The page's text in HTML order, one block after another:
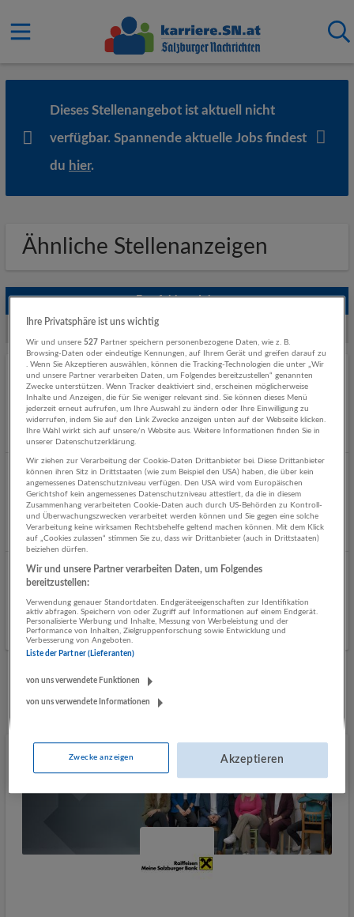
Dieses Stellenangebot ist aktuell nicht
verfügbar. Spannende aktuelle Jobs findest
du hier.
Ähnliche Stellenanzeigen
Empfohlene Jobs
Weitere Jobs von Raiffeisenverband Salzburg
Student:in im Eventmanagement
07.08.2026,Raiffeisenlandesbank Oberösterreich AG
Salzburg
Experte:in im Bereich Marktfolge Bankservice
06.08.2026,Raiffeisenverband Salzburg
Kaprun
Vor 2 Tagen veröffentlicht
Serviceberater:in
Raiffeisenverband Salzburg
Hof bei Salzburg
Ihre Privatsphäre ist uns wichtig
Wir und unsere527 Partner speichern personenbezogene Daten, wie z. B.
Browsing-Daten oder eindeutige Kennungen, auf Ihrem Gerät und greifen darauf zu
. Wenn Sie Akzeptieren auswählen, können die Tracking-Technologien die unter „Wir
und unsere Partner verarbeiten Daten, um Folgendes bereitzustellen“ genannten
Zwecke unterstützen. Wenn Tracker deaktiviert sind, erscheinen möglicherweise
Inhalte und Anzeigen, die für Sie weniger relevant sind. Sie können dieses Menü
jederzeit erneut aufrufen, um Ihre Auswahl zu ändern oder Ihre Einwilligung zu
widerrufen, indem Sie auf den Link Zwecke anzeigen unten auf der Webseite klicken.
Ihre Wahl wirkt sich auf unsere/n Website aus. Weitere Informationen finden Sie in
unserer Datenschutzerklärung.
Wir ziehen zur Verarbeitung der Cookie-Daten Drittanbieter bei. Diese Drittanbieter
können ihren Sitz in Drittstaaten (wie zum Beispiel den USA) haben, die über kein
angemessenes Datenschutzniveau verfügen. Den USA wird vom Europäischen
Gerichtshof kein angemessenes Datenschutzniveau attestiert, da die in diesem
Zusammenhang verarbeiteten Cookie-Daten auch durch US-Behörden zu Kontroll-
und Überwachungszwecken verarbeitet werden können und Sie gegen eine solche
Verarbeitung keine wirksamen Rechtsbehelfe geltend machen können. Mit dem Klick
auf „Cookies zulassen“ stimmen Sie zu, dass wir Drittanbieter (auch in Drittstaaten)
beiziehen dürfen.
Wir und unsere Partner verarbeiten Daten, um Folgendes
bereitzustellen:
Verwendung genauer Standortdaten. Endgeräteeigenschaften zur Identifikation
aktiv abfragen. Speichern von oder Zugriff auf Informationen auf einem Endgerät.
Personalisierte Werbung und Inhalte, Messung von Werbeleistung und der
Performance von Inhalten, Zielgruppenforschung sowie Entwicklung und
Verbesserung von Angeboten.
Liste der Partner (Lieferanten)
von uns verwendete Funktionen
von uns verwendete Informationen
Zwecke anzeigen Akzeptieren